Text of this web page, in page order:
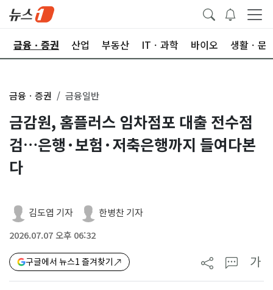
금융ㆍ증권 산업 부동산 ITㆍ과학 바이오 생활ㆍ문
금융ㆍ증권 금융일반
금감원, 홈플러스 임차점포 대출 전수점
검…은행·보험·저축은행까지 들여다본
다
김도엽 기자 한병찬 기자
2026.07.07 오후 06:32
구글에서 뉴스1 즐겨찾기 가